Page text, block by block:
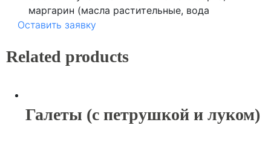
маргарин (масла растительные, вода
питьевая, лецитин), лимонная кислота,
сахар, специи.
Оставить заявку
Related products
Галеты (с петрушкой и луком)